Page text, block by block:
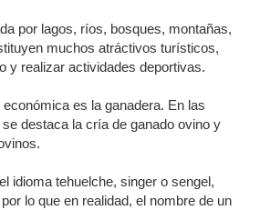
por lagos, ríos, bosques, montañas,
muchos atráctivos turísticos,
y realizar actividades deportivas.
es la ganadera. En las
destaca la cría de ganado ovino y
idioma tehuelche, singer o sengel,
lo que en realidad, el nombre de un